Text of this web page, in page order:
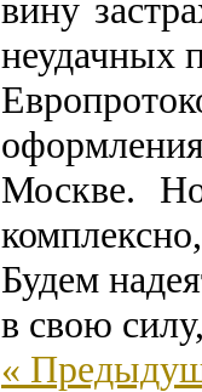
вину
неудачных
Москве.
Будем
в свою
«